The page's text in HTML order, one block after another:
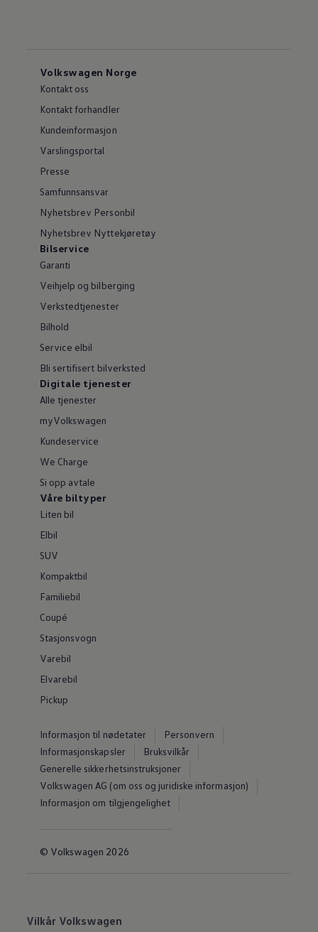
Volkswagen Norge
Kontakt oss
Kontakt forhandler
Kundeinformasjon
Varslingsportal
Presse
Samfunnsansvar
Nyhetsbrev Personbil
Nyhetsbrev Nyttekjøretøy
Bilservice
Garanti
Veihjelp og bilberging
Verkstedtjenester
Bilhold
Service elbil
Bli sertifisert bilverksted
Digitale tjenester
Alle tjenester
myVolkswagen
Kundeservice
We Charge
Si opp avtale
Våre biltyper
Liten bil
Elbil
SUV
Kompaktbil
Familiebil
Coupé
Stasjonsvogn
Varebil
Elvarebil
Pickup
Informasjon til nødetater
Personvern
Informasjonskapsler
Bruksvilkår
Generelle sikkerhetsinstruksjoner
Volkswagen AG (om oss og juridiske informasjon)
Informasjon om tilgjengelighet
© Volkswagen 2026
Vilkår Volkswagen